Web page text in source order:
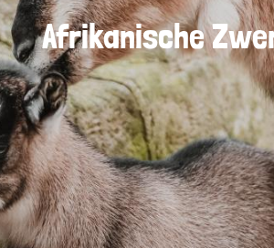
Afrikanische